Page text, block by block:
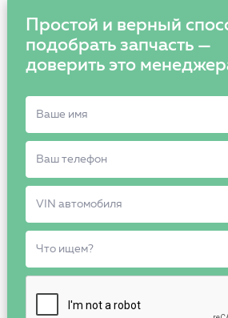
Простой и верный
подобрать запчасть —
доверить это